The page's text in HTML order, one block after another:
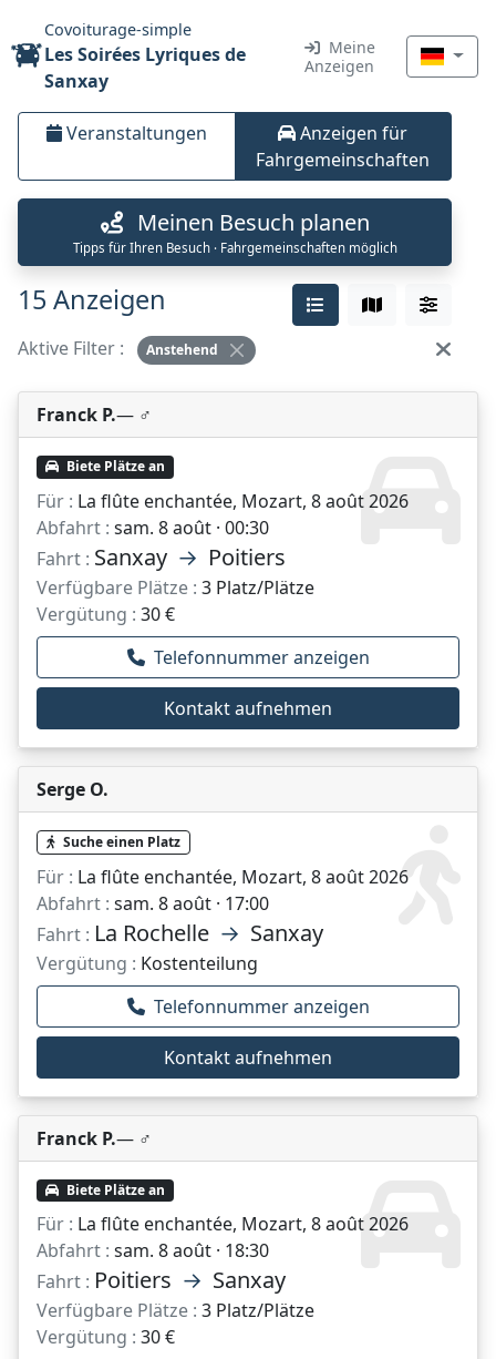
Covoiturage-simple
Les Soirées Lyriques de
Sanxay
Meine
Anzeigen
Veranstaltungen
Anzeigen für
Fahrgemeinschaften
Meinen Besuch planen
Tipps für Ihren Besuch · Fahrgemeinschaften möglich
15 Anzeigen
Aktive Filter : Anstehend
Franck P.— ♂️
Biete Plätze an
Für : La flûte enchantée, Mozart, 8 août 2026
Abfahrt : sam. 8 août · 00:30
Fahrt : Sanxay → Poitiers
Verfügbare Plätze : 3 Platz/Plätze
Vergütung : 30 €
Telefonnummer anzeigen
Kontakt aufnehmen
Serge O.
Suche einen Platz
Für : La flûte enchantée, Mozart, 8 août 2026
Abfahrt : sam. 8 août · 17:00
Fahrt : La Rochelle → Sanxay
Vergütung : Kostenteilung
Telefonnummer anzeigen
Kontakt aufnehmen
Franck P.— ♂️
Biete Plätze an
Für : La flûte enchantée, Mozart, 8 août 2026
Abfahrt : sam. 8 août · 18:30
Fahrt : Poitiers → Sanxay
Verfügbare Plätze : 3 Platz/Plätze
Vergütung : 30 €